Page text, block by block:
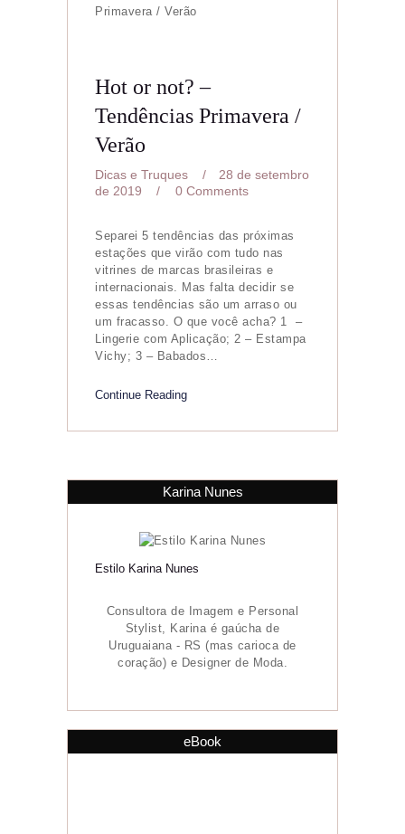
Consultoria de Imagem
Serviços
Portfólio
Contato
Hot or not? –
Tendências Primavera /
Verão
Dicas e Truques
28 de setembro
de 2019
0 Comments
Separei 5 tendências das próximas
estações que virão com tudo nas
vitrines de marcas brasileiras e
internacionais. Mas falta decidir se
essas tendências são um arraso ou
um fracasso. O que você acha? 1 –
Lingerie com Aplicação; 2 – Estampa
Vichy; 3 – Babados…
Continue Reading
Karina Nunes
Estilo Karina Nunes
Consultora de Imagem e Personal
Stylist, Karina é gaúcha de
Uruguaiana - RS (mas carioca de
coração) e Designer de Moda.
eBook